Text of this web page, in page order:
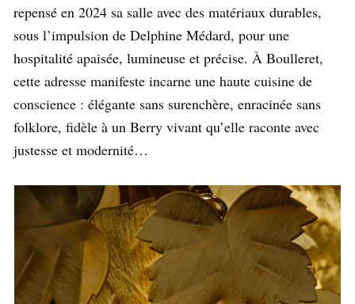
repensé en 2024 sa salle avec des matériaux durables,
sous l’impulsion de Delphine Médard, pour une
hospitalité apaisée, lumineuse et précise. À Boulleret,
cette adresse manifeste incarne une haute cuisine de
conscience : élégante sans surenchère, enracinée sans
folklore, fidèle à un Berry vivant qu’elle raconte avec
justesse et modernité…